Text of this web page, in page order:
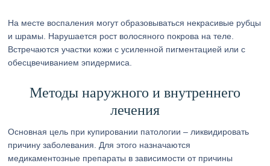
На месте воспаления могут образовываться некрасивые рубцы
и шрамы. Нарушается рост волосяного покрова на теле.
Встречаются участки кожи с усиленной пигментацией или с
обесцвечиванием эпидермиса.
Методы наружного и внутреннего
лечения
Основная цель при купировании патологии – ликвидировать
причину заболевания. Для этого назначаются
медикаментозные препараты в зависимости от причины